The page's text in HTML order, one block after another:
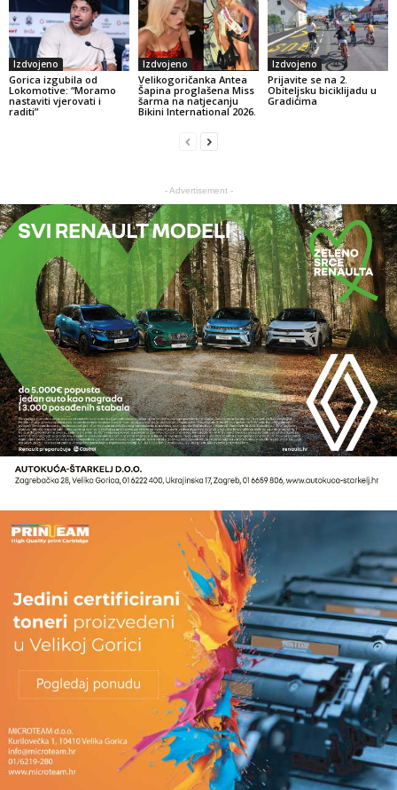
Izdvojeno
Gorica izgubila od
Lokomotive: “Moramo
nastaviti vjerovati i
raditi”
Izdvojeno
Velikogoričanka Antea
Šapina proglašena Miss
šarma na natjecanju
Bikini International 2026.
Izdvojeno
Prijavite se na 2.
Obiteljsku biciklijadu u
Gradićima
- Advertisement -